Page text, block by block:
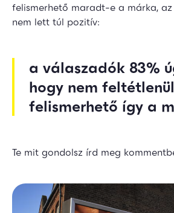
felismerhető maradt-e a márka,
nem lett túl pozitív:
a válaszadók 83%
hogy nem feltétlenül
felismerhető így a
Te mit gondolsz írd meg